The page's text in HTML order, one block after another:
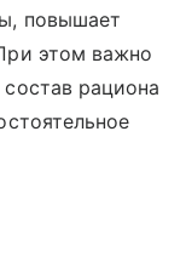
повышает
этом важно
рациона